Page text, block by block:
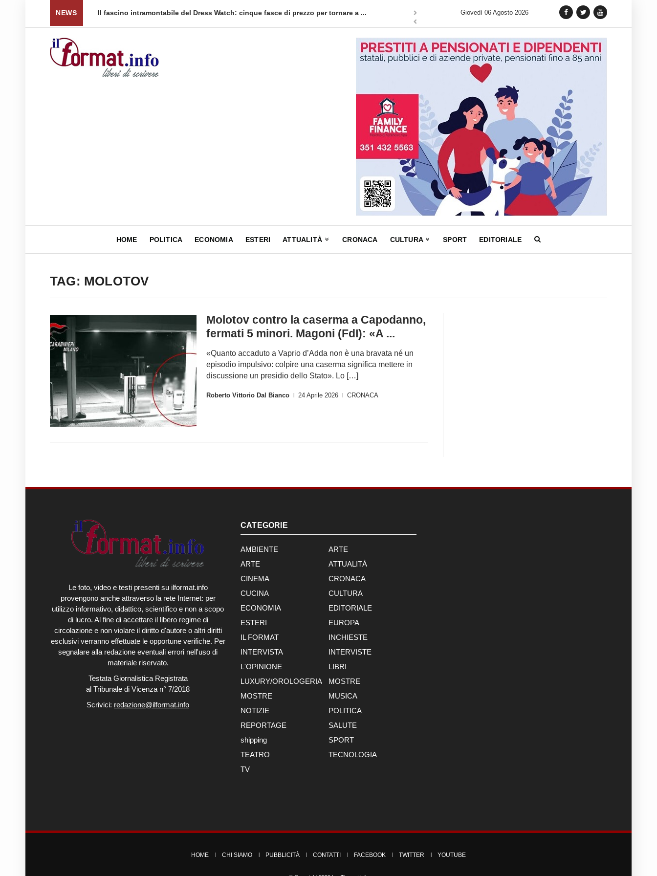
NEWS
del Dress Watch: cinque fasce di prezzo per tornare a ... Quellidipiazzaaffari lancia un nuovo appuntamento in terra siciliana: Quellidipiazzatrinità Tag Heuer lancia una
Giovedì 06 Agosto 2026
HOME POLITICA ECONOMIA ESTERI ATTUALITÀ CRONACA CULTURA SPORT EDITORIALE
TAG: MOLOTOV
Molotov contro la caserma a Capodanno,
fermati 5 minori. Magoni (FdI): «A ...
«Quanto accaduto a Vaprio d’Adda non è una bravata né un
episodio impulsivo: colpire una caserma significa mettere in
discussione un presidio dello Stato». Lo […]
Roberto Vittorio Dal Bianco 24 Aprile 2026 CRONACA
Le foto, video e testi presenti su ilformat.info
provengono anche attraverso la rete Internet: per
utilizzo informativo, didattico, scientifico e non a scopo
di lucro. Al fine di accettare il libero regime di
circolazione e non violare il diritto d'autore o altri diritti
esclusivi verranno effettuate le opportune verifiche. Per
segnalare alla redazione eventuali errori nell'uso di
materiale riservato.
Testata Giornalistica Registrata
al Tribunale di Vicenza n° 7/2018
Scrivici: redazione@ilformat.info
CATEGORIE
AMBIENTE
ARTE
ARTE
ATTUALITÀ
CINEMA
CRONACA
CUCINA
CULTURA
ECONOMIA
EDITORIALE
ESTERI
EUROPA
IL FORMAT
INCHIESTE
INTERVISTA
INTERVISTE
L'OPINIONE
LIBRI
LUXURY/OROLOGERIA
MOSTRE
MOSTRE
MUSICA
NOTIZIE
POLITICA
REPORTAGE
SALUTE
shipping
SPORT
TEATRO
TECNOLOGIA
TV
HOME CHI SIAMO PUBBLICITÀ CONTATTI FACEBOOK TWITTER YOUTUBE